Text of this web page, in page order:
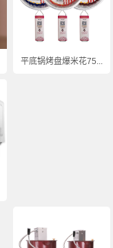
平底锅烤盘爆米花75...